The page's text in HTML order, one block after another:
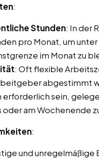
:
Stunden: In der
pro Monat, um
im Monat zu
: Oft flexible
abgestimmt
erforderlich sein,
oder am Wochenende
:
und unregelmäßige